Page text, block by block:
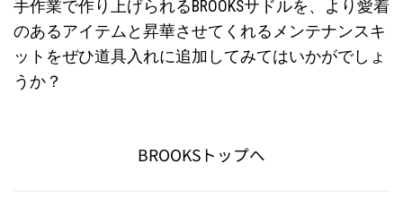
手作業で作り上げられるBROOKSサドルを、より愛着
のあるアイテムと昇華させてくれるメンテナンスキ
ットをぜひ道具入れに追加してみてはいかがでしょ
うか？
BROOKSトップへ